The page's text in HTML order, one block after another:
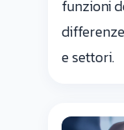
funzioni
e settori.